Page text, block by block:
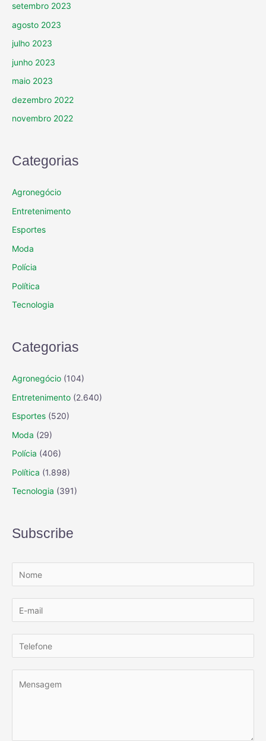
setembro 2023
agosto 2023
julho 2023
junho 2023
maio 2023
dezembro 2022
novembro 2022
Categorias
Agronegócio
Entretenimento
Esportes
Moda
Polícia
Política
Tecnologia
Categorias
Agronegócio (104)
Entretenimento (2.640)
Esportes (520)
Moda (29)
Polícia (406)
Política (1.898)
Tecnologia (391)
Subscribe